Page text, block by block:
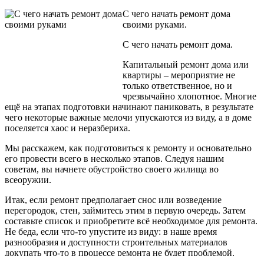
С чего начать ремонт дома
своими руками.
С чего начать ремонт дома.
Капитальный ремонт дома или
квартиры – мероприятие не
только ответственное, но и
чрезвычайно хлопотное. Многие
ещё на этапах подготовки начинают паниковать, в результате
чего некоторые важные мелочи упускаются из виду, а в доме
поселяется хаос и неразбериха.
Мы расскажем, как подготовиться к ремонту и основательно
его провести всего в несколько этапов. Следуя нашим
советам, вы начнете обустройство своего жилища во
всеоружии.
Итак, если ремонт предполагает снос или возведение
перегородок, стен, займитесь этим в первую очередь. Затем
составьте список и приобретите всё необходимое для ремонта.
Не беда, если что-то упустите из виду: в наше время
разнообразия и доступности строительных материалов
докупать что-то в процессе ремонта не будет проблемой.